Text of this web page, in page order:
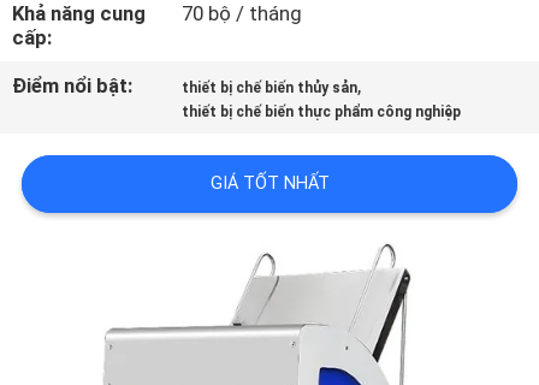
KIỂM
SOÁT
LƯỢNG
CHÚNG
Khả năng cung
cấp:
70 bộ / tháng
Điểm nổi bật: thiết bị chế biến thủy sản,
thiết bị chế biến thực phẩm công nghiệp
GIÁ TỐT NHẤT